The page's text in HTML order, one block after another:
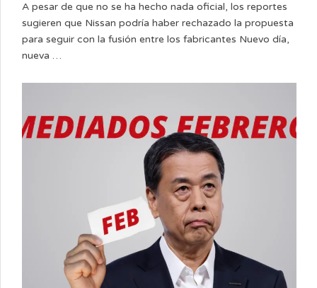
A pesar de que no se ha hecho nada oficial, los reportes
sugieren que Nissan podría haber rechazado la propuesta
para seguir con la fusión entre los fabricantes Nuevo día,
nueva …